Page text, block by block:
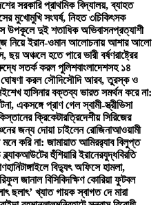
সরকারি প্রাথমিক বিদ্যালয়, ব্যাহত
মুখোমুখি সংঘর্ষ, নিহত ৩চিকিৎসক
উপকূলে দুই শতাধিক অভিবাসনপ্রত্যাশী
নিয়ে ইরান-ওমান আলোচনায় আশার আলো
ছয় অঞ্চলে হতে পারে ভারী বর্ষণরাষ্ট্রের
সতর্ক করল পুলিশবাংলাদেশসহ ১৪
ঘোষণা করল সৌদিসৌদি আরব, তুরস্ক ও
শেখ হাসিনার বক্তব্য ভারত সমর্থন করে না:
একসঙ্গে প্রাণ গেল স্বামী-স্ত্রীভিসা
ক্রিকেটারত্রিদেশীয় সিরিজের
জন্য দোয়া চাইলেন রোজিনাআওয়ামী
করি না: জামায়াত আমিরর‍্যাব বিলুপ্ত
হুঁশিয়ারি ইরানেরযুদ্ধবিরতি
টাঙ্গাইলে বিদ্যুৎ অফিসে হামলা,
জানাল বিসিবিদক্ষিণ কোরিয়া ফুটবল
ছলাৎ’ খ্যাত গায়ক স্বাগত দে মারা